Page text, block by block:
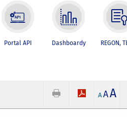
Portal API Dashboardy REGON,
A AA